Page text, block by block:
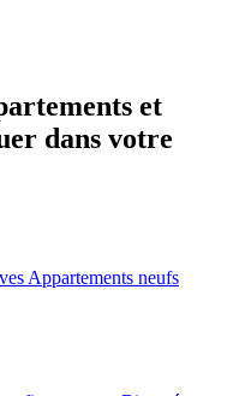
et
dans votre
Appartements neufs